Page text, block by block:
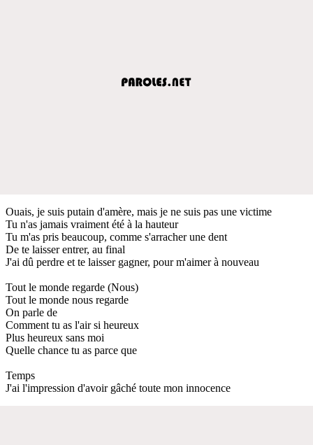
Ouais, je suis putain d'amère, mais je ne suis pas une victime
Tu n'as jamais vraiment été à la hauteur
Tu m'as pris beaucoup, comme s'arracher une dent
De te laisser entrer, au final
J'ai dû perdre et te laisser gagner, pour m'aimer à nouveau
Tout le monde regarde (Nous)
Tout le monde nous regarde
On parle de
Comment tu as l'air si heureux
Plus heureux sans moi
Quelle chance tu as parce que
Temps
J'ai l'impression d'avoir gâché toute mon innocence